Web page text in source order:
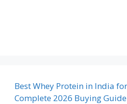
Best Whey Protein in India
Complete 2026 Buying Guide